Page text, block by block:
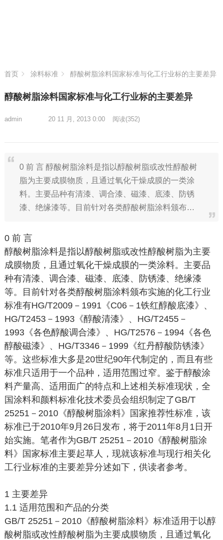
首页 涂料标准 醇酸树脂涂料国家标准与化工行业标的主要差异
醇酸树脂涂料国家标准与化工行业标的主要差异
admin 20 11 月, 2013 0:00 阅读(352)
0 前 言 醇酸树脂涂料是指以醇酸树脂或改性醇酸树
脂为主要成膜物质，且通过氧化干燥成膜的一类涂
料。主要品种有清漆、调合漆、磁漆、底漆、防锈
漆、绝缘漆等。目前针对各类醇酸树脂涂料颁布…
0 前 言
醇酸树脂涂料是指以醇酸树脂或改性醇酸树脂为主要
成膜物质，且通过氧化干燥成膜的一类涂料。主要品
种有清漆、调合漆、磁漆、底漆、防锈漆、绝缘漆
等。目前针对各类醇酸树脂涂料颁布实施的化工行业
标准有HG/T2009－1991《C06－1铁红醇酸底漆》、
HG/T2453－1993《醇酸清漆》、HG/T2455－
1993《各色醇酸调合漆》、HG/T2576－1994《各色
醇酸磁漆》、HG/T3346－1999《红丹醇酸防锈漆》
等。这些标准大多是20世纪90年代制定的，而且有些
标准只适用于一个品种，适用范围过窄。鉴于醇酸涂
料产量高、适用面广的特点和上述相关标准现状，全
国涂料和颜料标准化技术委员会组织制定了GB/T
25251－2010《醇酸树脂涂料》国家推荐性标准，该
标准已于2010年9月26日发布，将于2011年8月1日开
始实施。笔者作为GB/T 25251－2010《醇酸树脂涂
料》国家标准主要起草人，现就该标准与现行相关化
工行业标准的主要差异分述如下，供读者参考。
1 主要差异
1.1 适用范围和产品的分类
GB/T 25251－2010《醇酸树脂涂料》标准适用于以醇
酸树脂或改性醇酸树脂为主要成膜物质，且通过氧化